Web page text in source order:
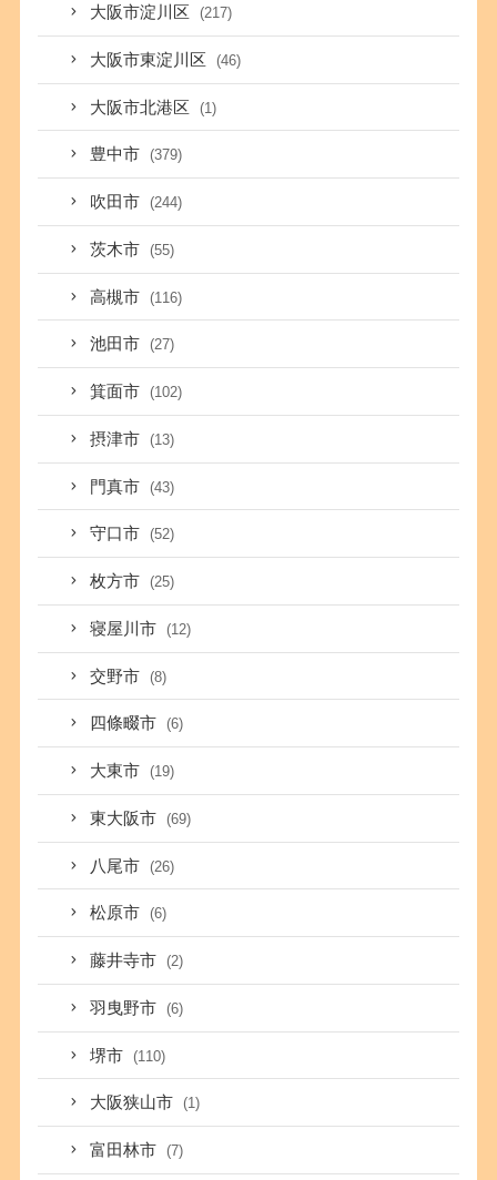
大阪市淀川区 (217)
大阪市東淀川区 (46)
大阪市北港区 (1)
豊中市 (379)
吹田市 (244)
茨木市 (55)
高槻市 (116)
池田市 (27)
箕面市 (102)
摂津市 (13)
門真市 (43)
守口市 (52)
枚方市 (25)
寝屋川市 (12)
交野市 (8)
四條畷市 (6)
大東市 (19)
東大阪市 (69)
八尾市 (26)
松原市 (6)
藤井寺市 (2)
羽曳野市 (6)
堺市 (110)
大阪狭山市 (1)
富田林市 (7)